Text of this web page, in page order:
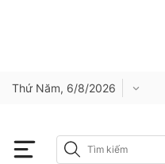
Thứ Năm, 6/8/2026